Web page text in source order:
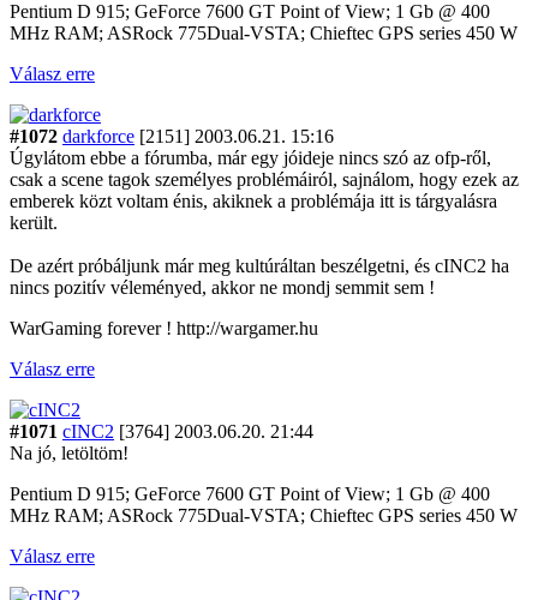
Pentium D 915; GeForce 7600 GT Point of View; 1 Gb @ 400
MHz RAM; ASRock 775Dual-VSTA; Chieftec GPS series 450 W
Válasz erre
#1072 darkforce [2151] 2003.06.21. 15:16
Úgylátom ebbe a fórumba, már egy jóideje nincs szó az ofp-ről,
csak a scene tagok személyes problémáiról, sajnálom, hogy ezek az
emberek közt voltam énis, akiknek a problémája itt is tárgyalásra
került.
De azért próbáljunk már meg kultúráltan beszélgetni, és cINC2 ha
nincs pozitív véleményed, akkor ne mondj semmit sem !
WarGaming forever ! http://wargamer.hu
Válasz erre
#1071 cINC2 [3764] 2003.06.20. 21:44
Na jó, letöltöm!
Pentium D 915; GeForce 7600 GT Point of View; 1 Gb @ 400
MHz RAM; ASRock 775Dual-VSTA; Chieftec GPS series 450 W
Válasz erre